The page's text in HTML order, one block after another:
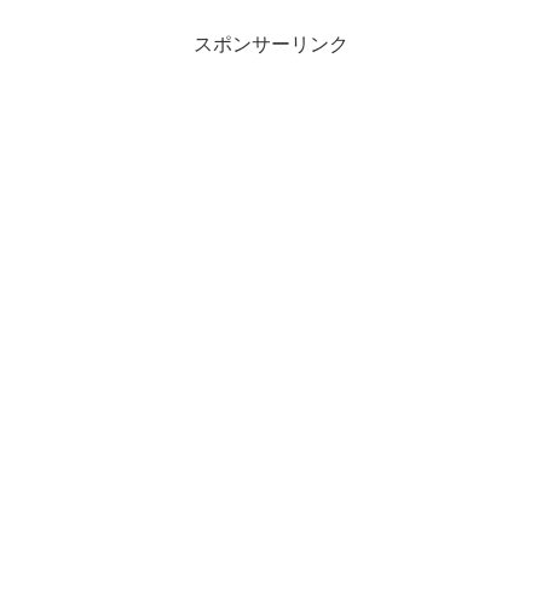
スポンサーリンク